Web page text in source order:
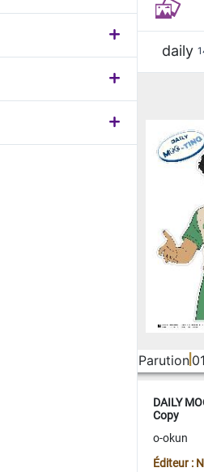
daily
Parution
DAILY
Copy
o-okun
Éditeur :